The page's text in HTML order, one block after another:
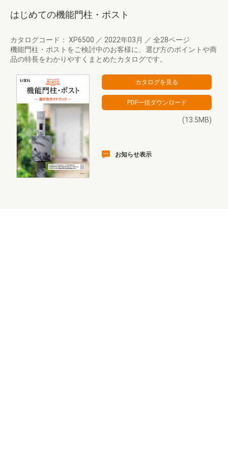
はじめての機能門柱・ポスト
カタログコード： XP6500 ／ 2022年03月 ／ 全28ページ
機能門柱・ポストをご検討中のお客様に、選び方のポイントや商
品の特長をわかりやすくまとめたカタログです。
(13.5MB)
お知らせ表示